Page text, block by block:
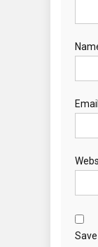
Email